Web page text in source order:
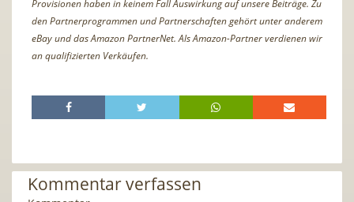
Provisionen haben in keinem Fall Auswirkung auf unsere Beiträge. Zu
den Partnerprogrammen und Partnerschaften gehört unter anderem
eBay und das Amazon PartnerNet. Als Amazon-Partner verdienen wir
an qualifizierten Verkäufen.
Kommentar verfassen